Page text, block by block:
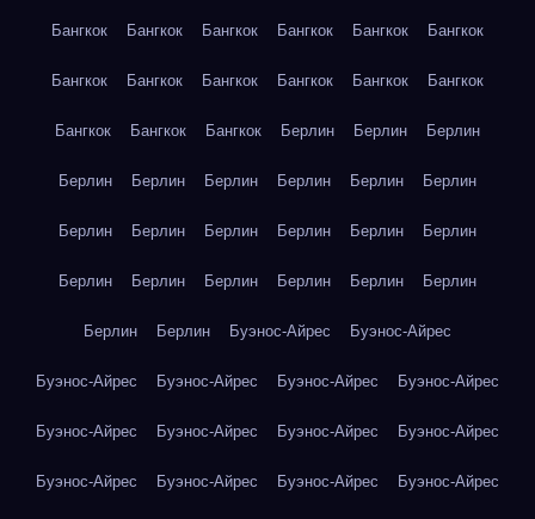
Бангкок Бангкок Бангкок Бангкок Бангкок Бангкок
Бангкок Бангкок Бангкок Бангкок Бангкок Бангкок
Бангкок Бангкок Бангкок Берлин Берлин Берлин
Берлин Берлин Берлин Берлин Берлин Берлин
Берлин Берлин Берлин Берлин Берлин Берлин
Берлин Берлин Берлин Берлин Берлин Берлин
Берлин Берлин Буэнос-Айрес Буэнос-Айрес
Буэнос-Айрес Буэнос-Айрес Буэнос-Айрес Буэнос-Айрес
Буэнос-Айрес Буэнос-Айрес Буэнос-Айрес Буэнос-Айрес
Буэнос-Айрес Буэнос-Айрес Буэнос-Айрес Буэнос-Айрес